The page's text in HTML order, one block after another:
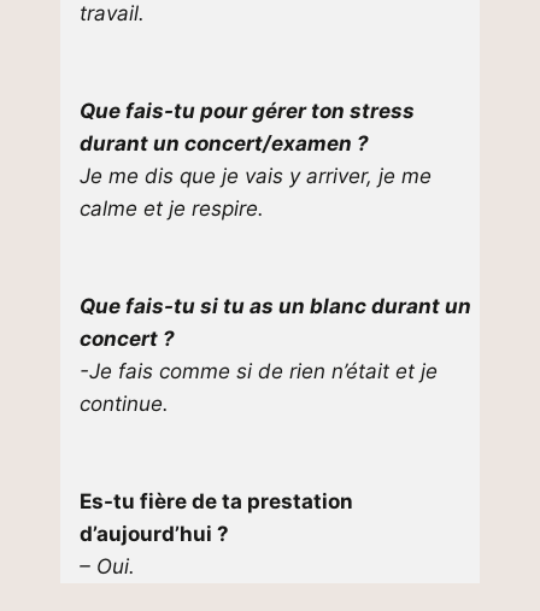
travail.
Que fais-tu pour gérer ton stress
durant un concert/examen ?
Je me dis que je vais y arriver, je me
calme et je respire.
Que fais-tu si tu as un blanc durant un
concert ?
-Je fais comme si de rien n’était et je
continue.
Es-tu fière de ta prestation
d’aujourd’hui ?
– Oui.